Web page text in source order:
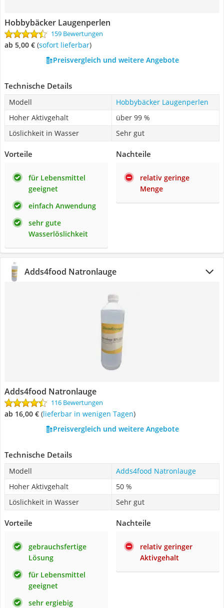
Hobbybäcker Laugenperlen
159 Bewertungen
ab 5,00 € ( Sofort lieferbar)
Preisvergleich und weitere Angebote
Technische Details
Modell
Hobbybäcker Laugenperlen
Hoher Aktivgehalt
über 99 %
Löslichkeit in Wasser
Sehr gut
Vorteile
für Lebensmittel
geeignet
einfach Anwendung
sehr gute
Wasserlöslichkeit
Nachteile
relativ geringe
Menge
Adds4food Natronlauge
Adds4food Natronlauge
116 Bewertungen
ab 16,00 € ( Lieferbar in wenigen Tagen)
Preisvergleich und weitere Angebote
Technische Details
Modell
Adds4food Natronlauge
Hoher Aktivgehalt
50 %
Löslichkeit in Wasser
Sehr gut
Vorteile
gebrauchsfertige
Lösung
für Lebensmittel
geeignet
sehr ergiebig
Nachteile
relativ geringer
Aktivgehalt